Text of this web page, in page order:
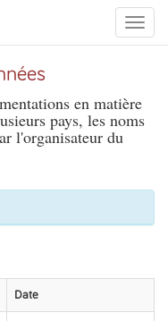
Toggle
en matière
pays, les noms
l'organisateur du
Date